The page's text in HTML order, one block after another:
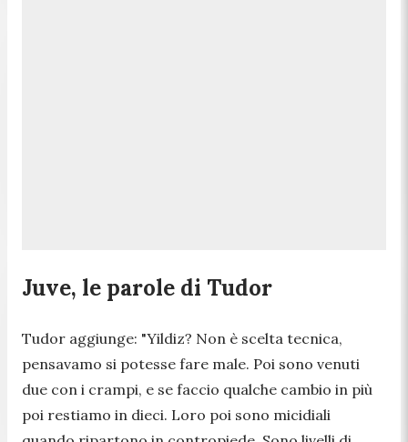
Juve, le parole di Tudor
Tudor aggiunge: "Yildiz? Non è scelta tecnica,
pensavamo si potesse fare male. Poi sono venuti
due con i crampi, e se faccio qualche cambio in più
poi restiamo in dieci. Loro poi sono micidiali